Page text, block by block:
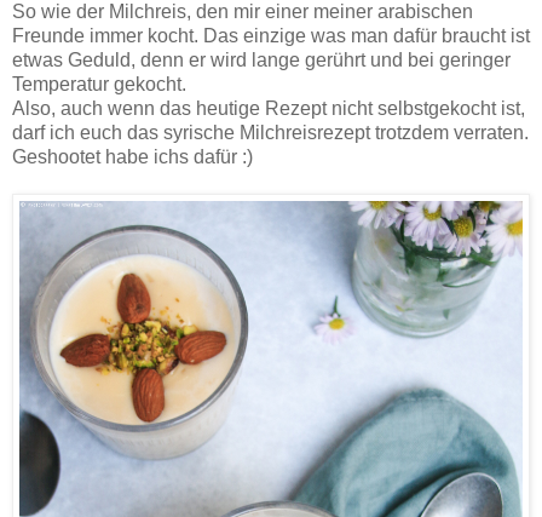
So wie der Milchreis, den mir einer meiner arabischen
Freunde immer kocht. Das einzige was man dafür braucht ist
etwas Geduld, denn er wird lange gerührt und bei geringer
Temperatur gekocht.
Also, auch wenn das heutige Rezept nicht selbstgekocht ist,
darf ich euch das syrische Milchreisrezept trotzdem verraten.
Geshootet habe ichs dafür :)